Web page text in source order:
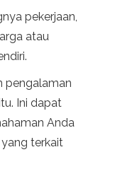
pekerjaan,
atau
pengalaman
Ini dapat
Anda
terkait